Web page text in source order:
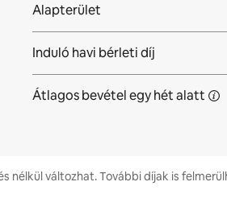
Alapterület
Induló havi bérleti díj
Átlagos bevétel egy hétalatt
változhat. További díjak is